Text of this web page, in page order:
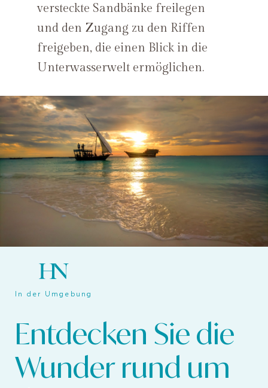
versteckte Sandbänke freilegen
und den Zugang zu den Riffen
freigeben, die einen Blick in die
Unterwasserwelt ermöglichen.
In der Umgebung
Entdecken Sie die
Wunder rund um